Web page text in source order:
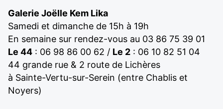
Galerie Joëlle Kem Lika
Samedi et dimanche de 15h à 19h
En semaine sur rendez-vous au 03 86 75 39 01
Le 44 : 06 98 86 00 62 / Le 2 : 06 10 82 51 04
44 grande rue & 2 route de Lichères
à Sainte-Vertu-sur-Serein (entre Chablis et
Noyers)